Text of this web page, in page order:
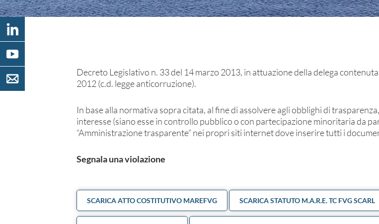
Decreto Legislativo n. 33 del 14 marzo 2013, in attuazione della delega
2012 (c.d. legge anticorruzione).
In base alla normativa sopra citata, al fine di assolvere agli obblighi di
interesse (siano esse in controllo pubblico o con partecipazione minoritaria da
“Amministrazione trasparente” nei propri siti internet dove inserire tutti i
Segnala una violazione
SCARICA ATTO COSTITUTIVO MAREFVG SCARICA STATUTO M.A.R.E. TC FVG SCARL